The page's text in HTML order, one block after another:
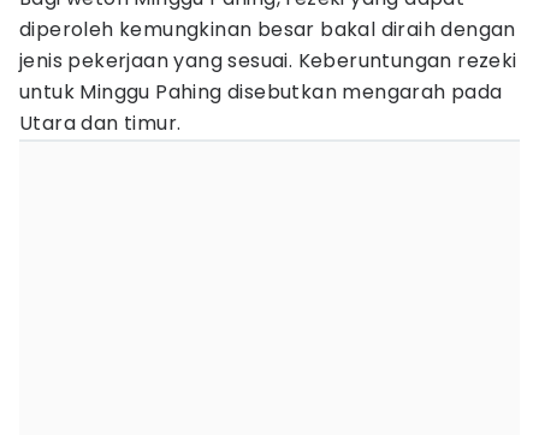
diperoleh kemungkinan besar bakal diraih dengan
jenis pekerjaan yang sesuai. Keberuntungan rezeki
untuk Minggu Pahing disebutkan mengarah pada
Utara dan timur.